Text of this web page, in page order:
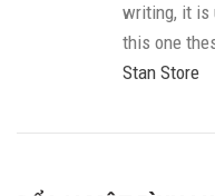
writing, it is
this one
Stan Store